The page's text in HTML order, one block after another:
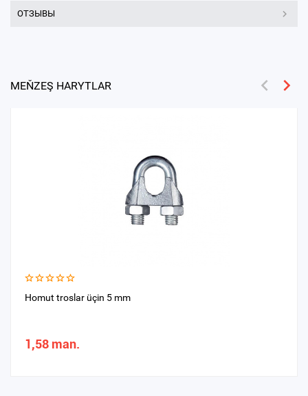
ОТЗЫВЫ
MEŇZEŞ HARYTLAR
Homut troslar üçin 5 mm
1,58 man.